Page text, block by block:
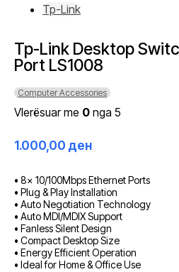
Tp-Link
Tp-Link Desktop
Port LS1008
Computer Accessories
Vlerësuar me 0 nga 5
1.000,00 ден
• 8× 10/100Mbps Ethernet Ports
• Plug & Play Installation
• Auto Negotiation Technology
• Auto MDI/MDIX Support
• Fanless Silent Design
• Compact Desktop Size
• Energy Efficient Operation
• Ideal for Home & Office Use